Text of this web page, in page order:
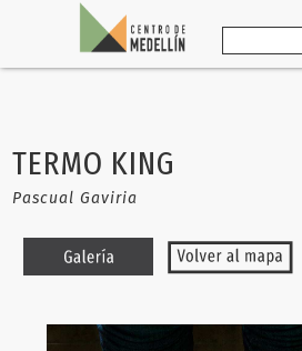
TERMO KING
Pascual Gaviria